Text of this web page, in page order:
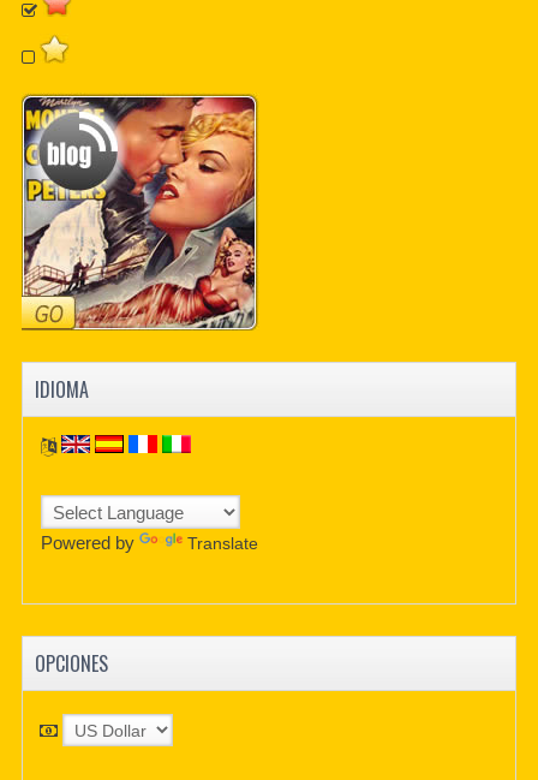
IDIOMA
Powered by Translate
OPCIONES